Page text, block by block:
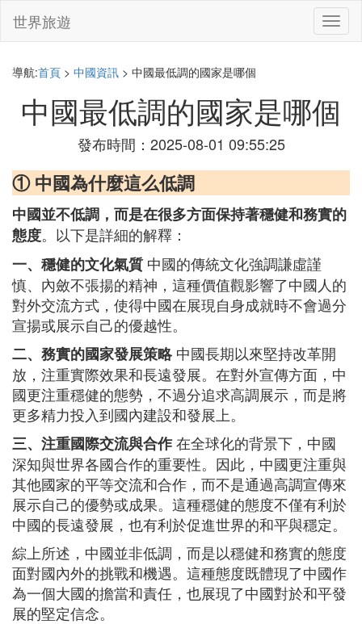
切
換
世界旅遊
導航:首頁 > 中國資訊 > 中國最低調的國家是哪個
中國最低調的國家是哪個
發布時間：2025-08-01 09:55:25
① 中國為什麼這么低調
中國並不低調，而是在很多方面保持著穩健和務實的
態度。以下是詳細的解釋：
一、穩健的文化氣質 中國的傳統文化強調謙虛謹
慎、內斂不張揚的精神，這種價值觀影響了中國人的
對外交流方式，使得中國在展現自身成就時不會過分
宣揚或展示自己的優越性。
二、務實的國家發展策略 中國長期以來堅持改革開
放，注重實際效果和長遠發展。在對外宣傳方面，中
國更注重穩健的態勢，不過分追求高調展示，而是將
更多精力投入到國內建設和發展上。
三、注重國際交流與合作在全球化的背景下，中國
深知與世界各國合作的重要性。因此，中國更注重與
其他國家的平等交流和合作，而不是通過高調宣傳來
展示自己的優勢或成果。這種穩健的態度不僅有利於
中國的長遠發展，也有利於促進世界的和平與穩定。
綜上所述，中國並非低調，而是以穩健和務實的態度
面對國內外的挑戰和機遇。這種態度既體現了中國作
為一個大國的擔當和責任，也展現了中國對於和平發
展的堅定信念。